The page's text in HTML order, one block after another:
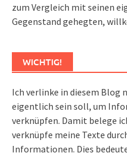
zum Vergleich mit seinen
Gegenstand gehegten,
WICHTIG!
Ich verlinke in diesem Blog
eigentlich sein soll, um
verknüpfen. Damit belege
verknüpfe meine Texte
Informationen. Dies